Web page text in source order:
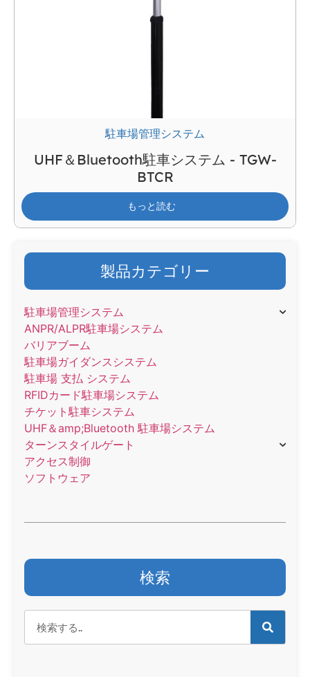
製品カテゴリー
駐車場管理システム
ANPR/ALPR駐車場システム
バリアブーム
駐車場ガイダンスシステム
駐車場 支払 システム
RFIDカード駐車場システム
チケット駐車システム
UHF＆amp;Bluetooth 駐車場システム
ターンスタイルゲート
アクセス制御
ソフトウェア
検索
駐車場管理システム
UHF＆Bluetooth駐車システム - TGW-
BTCR
もっと読む